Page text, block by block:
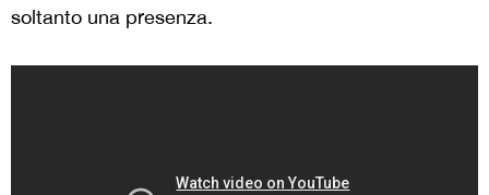
soltanto una presenza.